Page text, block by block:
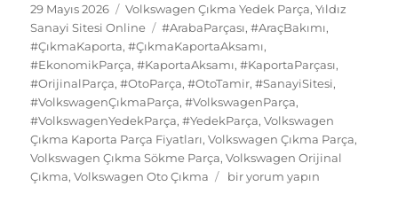
e
b
o
o
k
o
d
o
n
l
s
k
y
re
st
s
A
p
p
bl
r
g
er
d
di
t
n
o
kl
a
ss
ni
ki
e
g
r
a
m
a
re
Yayın
tarihi
29 Mayıs 2026 Kategoriler
Volkswagen Çıkma Yedek Parça,Yıldız
Sanayi Sitesi Online
Etiketler
#ArabaParçası,#AraçBakımı,
#ÇıkmaKaporta,#ÇıkmaKaportaAksamı,
#EkonomikParça,#KaportaAksamı,#KaportaParçası,
#OrijinalParça,#OtoParça,#OtoTamir,#SanayiSitesi,
#VolkswagenÇıkmaParça,#VolkswagenParça,
#VolkswagenYedekParça,#YedekParça,Volkswagen
Çıkma Kaporta Parça Fiyatları,Volkswagen Çıkma Parça,
Volkswagen Çıkma Sökme Parça,Volkswagen Orijinal
Çıkma,Volkswagen Oto Çıkma
Volkswagen
bir yorum yapın